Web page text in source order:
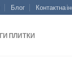
Блог Контактна
ПЛИТКИ